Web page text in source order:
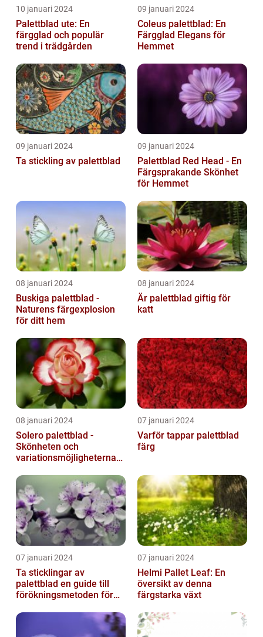
10 januari 2024
Palettblad ute: En
färgglad och populär
trend i trädgården
09 januari 2024
Coleus palettblad: En
Färgglad Elegans för
Hemmet
09 januari 2024
Ta stickling av palettblad
09 januari 2024
Palettblad Red Head - En
Färgsprakande Skönhet
för Hemmet
08 januari 2024
Buskiga palettblad -
Naturens färgexplosion
för ditt hem
08 januari 2024
Är palettblad giftig för
katt
08 januari 2024
Solero palettblad -
Skönheten och
variationsmöjligheterna
07 januari 2024
Varför tappar palettblad
färg
07 januari 2024
Ta sticklingar av
palettblad en guide till
förökningsmetoden för
07 januari 2024
Helmi Pallet Leaf: En
översikt av denna
färgstarka växt